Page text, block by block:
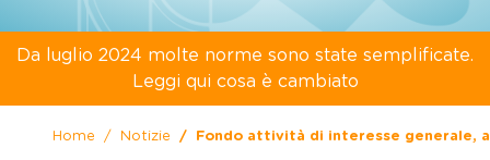
Da luglio 2024 molte norme sono state semplificate.
Leggi qui cosa è cambiato
Home Notizie Fondo attività di interesse generale,